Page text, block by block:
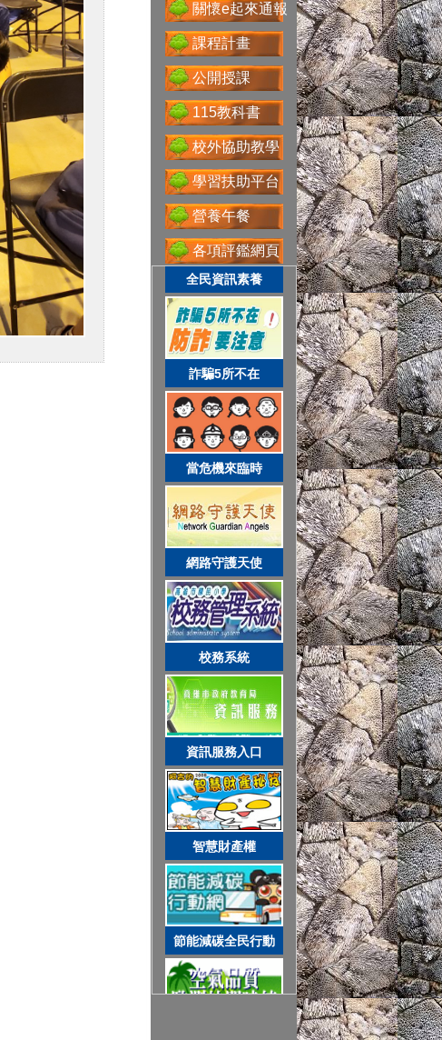
關懷e起來通報
課程計畫
公開授課
115教科書
校外協助教學
學習扶助平台
營養午餐
各項評鑑網頁
網路守護天使
校務系統
資訊服務入口
智慧財產權
節能減碳全民行動
空氣品質監測站
圓夢助學網
遊戲軟體分級制
性別主流化專區
科技大觀園
省水好習慣
全民資訊素養
詐騙5所不在
當危機來臨時
網路守護天使
校務系統
資訊服務入口
智慧財產權
節能減碳全民行動